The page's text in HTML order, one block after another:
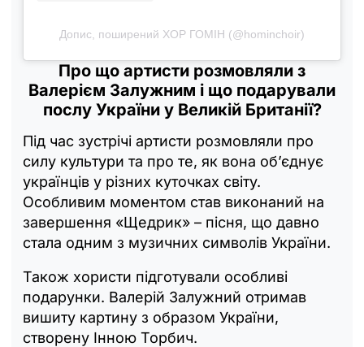
Допис, поширений ХОР ГОМІН (@hominchoir)
Про що артисти розмовляли з
Валерієм Залужним і що подарували
послу України у Великій Британії?
Під час зустрічі артисти розмовляли про
силу культури та про те, як вона об’єднує
українців у різних куточках світу.
Особливим моментом став виконаний на
завершення «Щедрик» – пісня, що давно
стала одним з музичних символів України.
Також хористи підготували особливі
подарунки. Валерій Залужний отримав
вишиту картину з образом України,
створену Інною Торбич.